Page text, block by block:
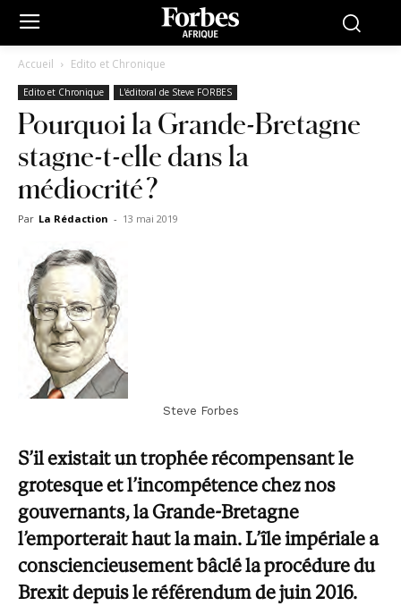
Accueil Edito et Chronique
Edito et Chronique L'éditoral de Steve FORBES
Pourquoi la Grande-Bretagne
stagne-t-elle dans la
médiocrité ?
Par La Rédaction - 13 mai 2019
Steve Forbes
S’il existait un trophée récompensant le
grotesque et l’incompétence chez nos
gouvernants, la Grande-Bretagne
l’emporterait haut la main. L’île impériale a
consciencieusement bâclé la procédure du
Brexit depuis le référendum de juin 2016.